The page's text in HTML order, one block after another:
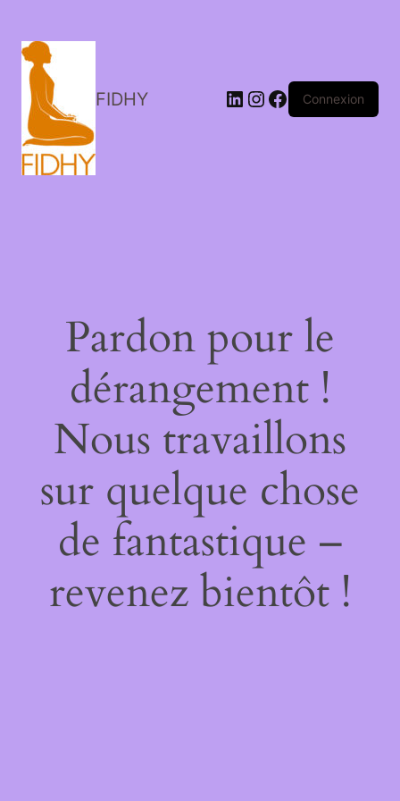
FIDHY LinkedIn
Instagram
Facebook
Connexion
Pardon pour le
dérangement !
Nous travaillons
sur quelque chose
de fantastique –
revenez bientôt !